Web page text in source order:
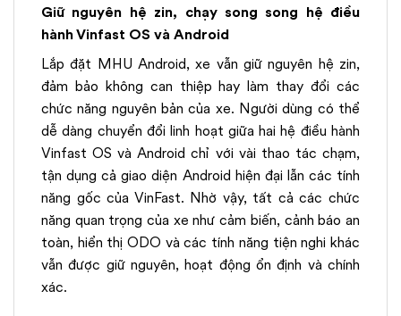
Giữ nguyên hệ zin, chạy song song hệ điều
hành Vinfast OS và Android
Lắp đặt MHU Android, xe vẫn giữ nguyên hệ zin,
đảm bảo không can thiệp hay làm thay đổi các
chức năng nguyên bản của xe. Người dùng có thể
dễ dàng chuyển đổi linh hoạt giữa hai hệ điều hành
Vinfast OS và Android chỉ với vài thao tác chạm,
tận dụng cả giao diện Android hiện đại lẫn các tính
năng gốc của VinFast. Nhờ vậy, tất cả các chức
năng quan trọng của xe như cảm biến, cảnh báo an
toàn, hiển thị ODO và các tính năng tiện nghi khác
vẫn được giữ nguyên, hoạt động ổn định và chính
xác.